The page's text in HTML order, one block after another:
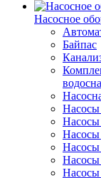
Насосное
Байпас
Насосы